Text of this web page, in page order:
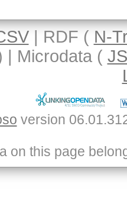
| RDF ( N-
| Microdata (
on this page